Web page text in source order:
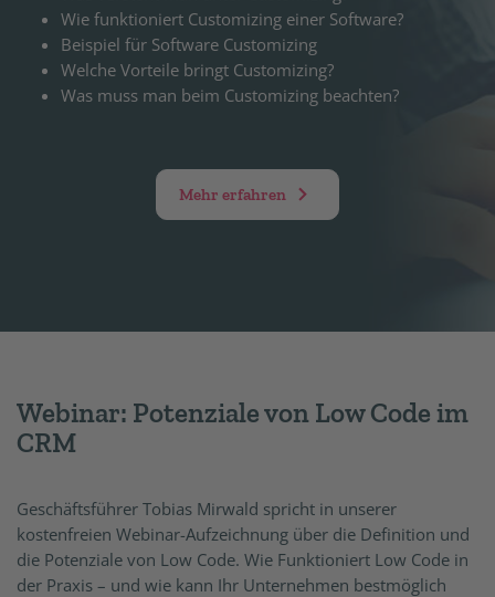
Wie funktioniert Customizing einer Software?
Beispiel für Software Customizing
Welche Vorteile bringt Customizing?
Was muss man beim Customizing beachten?
Mehr erfahren
Webinar: Potenziale von Low Code im
CRM
Geschäftsführer Tobias Mirwald spricht in unserer
kostenfreien Webinar-Aufzeichnung über die Definition und
die Potenziale von Low Code. Wie Funktioniert Low Code in
der Praxis – und wie kann Ihr Unternehmen bestmöglich